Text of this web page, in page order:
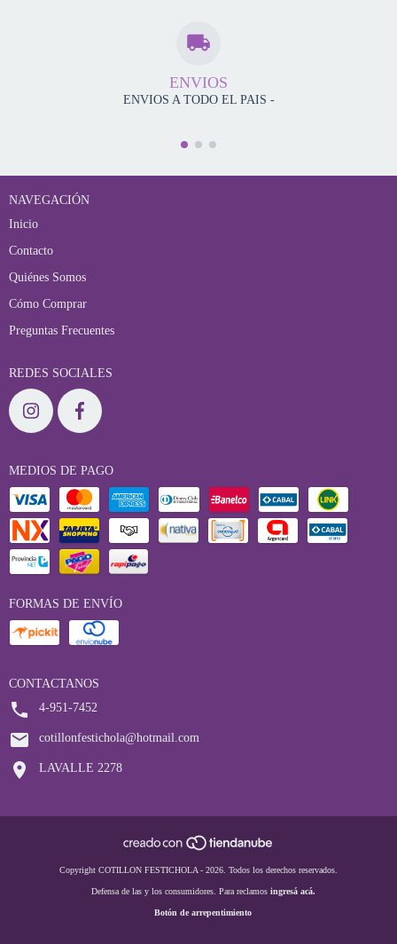
ENVIOS
ENVIOS A TODO EL PAIS -
NAVEGACIÓN
Inicio
Contacto
Quiénes Somos
Cómo Comprar
Preguntas Frecuentes
REDES SOCIALES
MEDIOS DE PAGO
FORMAS DE ENVÍO
CONTACTANOS
4-951-7452
cotillonfestichola@hotmail.com
LAVALLE 2278
Copyright COTILLON FESTICHOLA - 2026. Todos los derechos reservados.
Defensa de las y los consumidores. Para reclamos ingresá acá.
Botón de arrepentimiento